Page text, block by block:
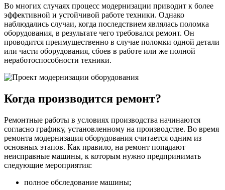
Во многих случаях процесс модернизации приводит к более
эффективной и устойчивой работе техники. Однако
наблюдались случаи, когда последствием являлась поломка
оборудования, в результате чего требовался ремонт. Он
проводится преимущественно в случае поломки одной детали
или части оборудования, сбоев в работе или же полной
неработоспособности техники.
Когда производится ремонт?
Ремонтные работы в условиях производства начинаются
согласно графику, установленному на производстве. Во время
ремонта модернизация оборудования считается одним из
основных этапов. Как правило, на ремонт попадают
неисправные машины, к которым нужно предпринимать
следующие мероприятия:
полное обследование машины;